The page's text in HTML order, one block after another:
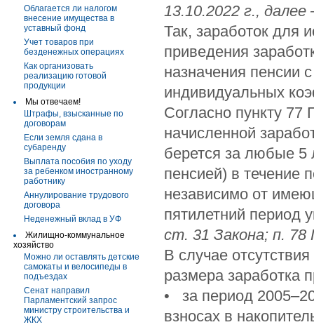
Облагается ли налогом
внесение имущества в
уставный фонд
Учет товаров при
безденежных операциях
Как организовать
реализацию готовой
продукции
Мы отвечаем!
Штрафы, взысканные по
договорам
Если земля сдана в
субаренду
Выплата пособия по уходу
за ребенком иностранному
работнику
Аннулирование трудового
договора
Неденежный вклад в УФ
Жилищно-коммунальное
хозяйство
Можно ли оставлять детские
самокаты и велосипеды в
подъездах
Сенат направил
Парламентский запрос
министру строительства и
ЖКХ
13.10.2022 г.,
Так, заработок для
приведения
назначения пенсии
индивидуальных
Согласно пункту 77
начисленной
берется за любые 5
пенсией) в течение
независимо от
пятилетний период
ст. 31 Закона; п. 78
В случае
размера заработка
• за период
взносах в